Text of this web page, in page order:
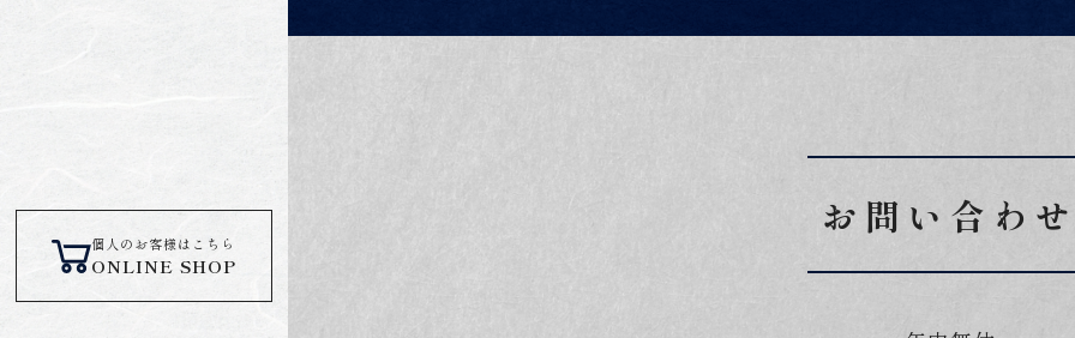
個人のお客様はこちら
ONLINE SHOP
お問い合わ